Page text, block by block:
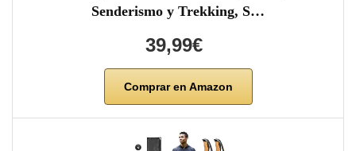
Senderismo y Trekking, S…
39,99€
Comprar en Amazon